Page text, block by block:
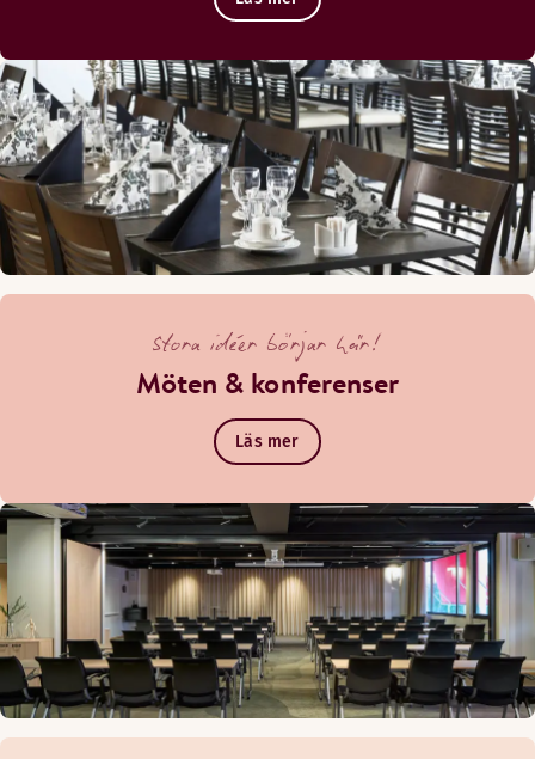
Stora idéer börjar här!
Möten & konferenser
Läs mer